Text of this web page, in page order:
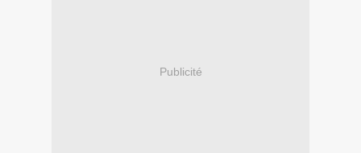
Publicité